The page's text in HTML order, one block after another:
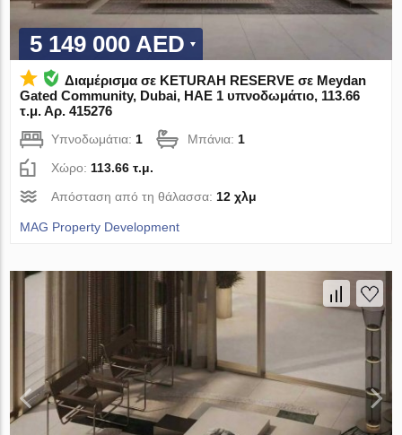
5 149 000 AED
Διαμέρισμα σε KETURAH RESERVE σε Meydan
Gated Community, Dubai, ΗΑΕ 1 υπνοδωμάτιο, 113.66
τ.μ. Αρ. 415276
Υπνοδωμάτια: 1 Μπάνια: 1
Χώρο: 113.66 τ.μ.
Απόσταση από τη θάλασσα: 12 χλμ
MAG Property Development